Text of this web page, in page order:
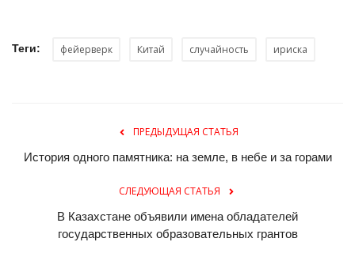
Теги: фейерверк Китай случайность ириска
ПРЕДЫДУЩАЯ СТАТЬЯ
История одного памятника: на земле, в небе и за горами
СЛЕДУЮЩАЯ СТАТЬЯ
В Казахстане объявили имена обладателей
государственных образовательных грантов